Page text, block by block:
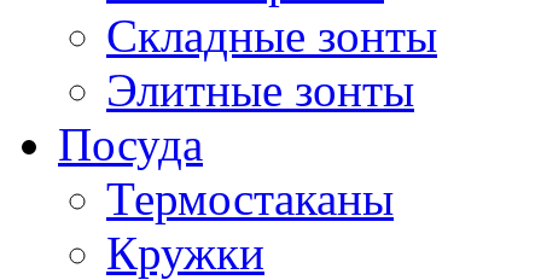
Складные зонты
Элитные зонты
Посуда
Термостаканы
Кружки